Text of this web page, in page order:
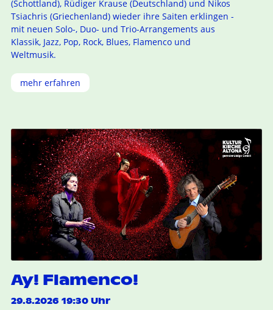
(Schottland), Rüdiger Krause (Deutschland) und Nikos
Tsiachris (Griechenland) wieder ihre Saiten erklingen -
mit neuen Solo-, Duo- und Trio-Arrangements aus
Klassik, Jazz, Pop, Rock, Blues, Flamenco und
Weltmusik.
mehr erfahren
Ay! Flamenco!
29.8.2026 19:30 Uhr